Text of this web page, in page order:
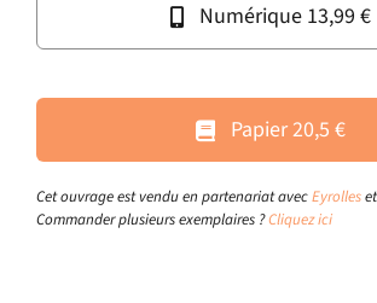
Numérique 13,99 €
Papier 20,5 €
Cet ouvrage est vendu en partenariat avecEyrolleset
Commander plusieurs exemplaires ?Cliquez ici